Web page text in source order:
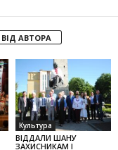
АВТОРА
Культура
ВІДДАЛИ ШАНУ
ЗАХИСНИКАМ І